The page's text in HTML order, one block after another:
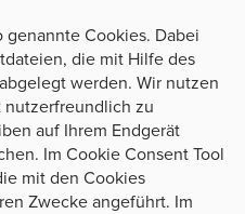
genannte Cookies. Dabei
die mit Hilfe des
werden. Wir nutzen
nutzerfreundlich zu
auf Ihrem Endgerät
Im Cookie Consent Tool
mit den Cookies
Zwecke angeführt. Im